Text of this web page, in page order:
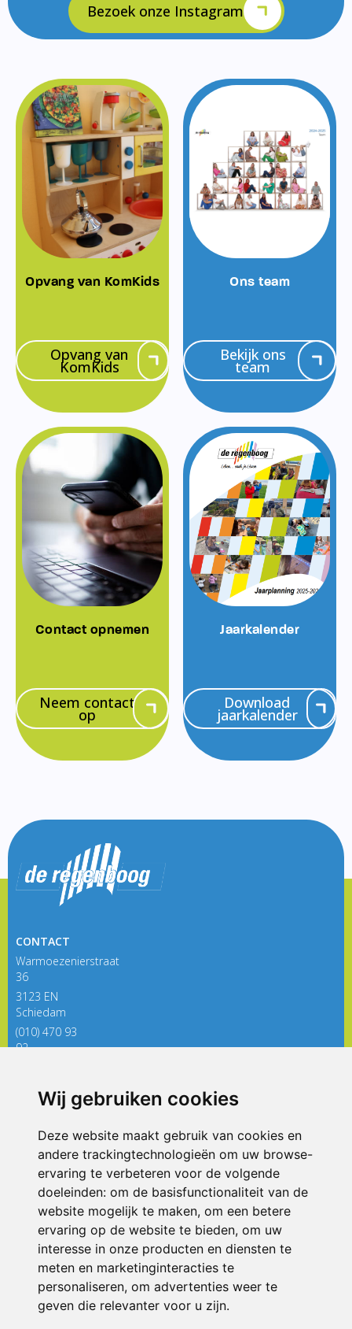
Wij gebruiken cookies
Deze website maakt gebruik van cookies en
andere trackingtechnologieën om uw browse-
ervaring te verbeteren voor de volgende
doeleinden: om de basisfunctionaliteit van de
website mogelijk te maken, om een betere
ervaring op de website te bieden, om uw
interesse in onze producten en diensten te
meten en marketinginteracties te
personaliseren, om advertenties weer te
geven die relevanter voor u zijn.
Bezoek onze Instagram
Opvang van KomKids
Opvang van
KomKids
Ons team
Bekijk ons
team
Contact opnemen
Neem contact
op
Jaarkalender
Download
jaarkalender
CONTACT
Warmoezenierstraat
36
3123 EN
Schiedam
(010) 470 93
92
ONDERDEEL VAN
© 2026 De Regenboog | Alle rechten voorbehouden
Privacy policy|Disclaimer| Klachtenregeling|RSIN en Anbi
voorkeuren